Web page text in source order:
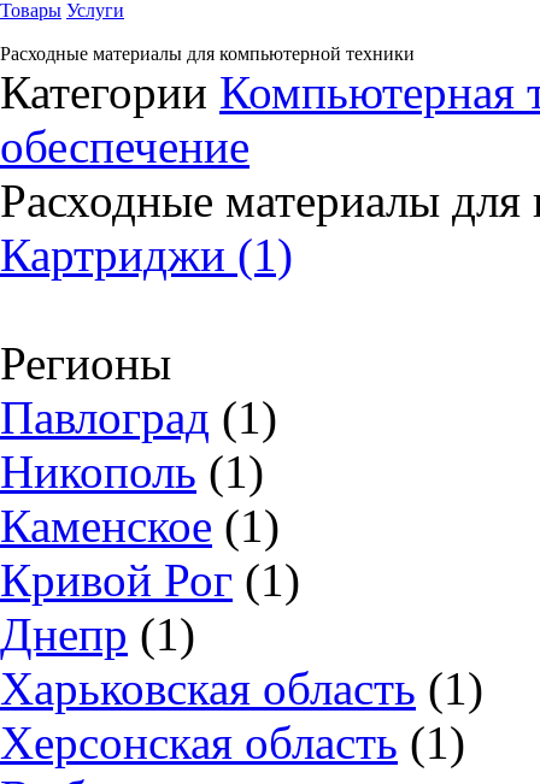
Товары Услуги
Расходные материалы для компьютерной техники
Категории Компьютерная
обеспечение
Расходные материалы
Картриджи (1)
Регионы
Павлоград (1)
Никополь (1)
Каменское (1)
Кривой Рог (1)
Днепр (1)
Харьковская область (1)
Херсонская область (1)